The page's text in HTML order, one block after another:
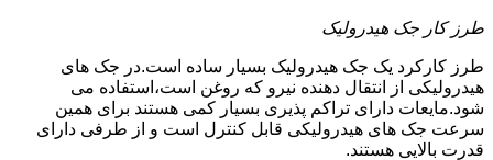
طرز کار جک هیدرولیک
طرز کارکرد یک جک هیدرولیک بسیار ساده است.در جک های
هیدرولیکی از انتقال دهنده نیرو که روغن است،استفاده می
شود.مایعات دارای تراکم پذیری بسیار کمی هستند برای همین
سرعت جک های هیدرولیکی قابل کنترل است و از طرفی دارای
قدرت بالایی هستند.